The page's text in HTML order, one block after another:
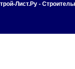
Лист.Ру -